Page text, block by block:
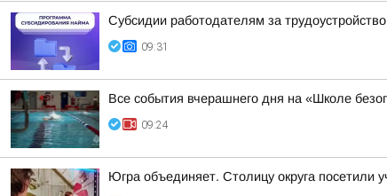
Субсидии работодателям за
09:31
Все события вчерашнего дня на «Школе
09:24
Югра объединяет. Столицу округа посетили